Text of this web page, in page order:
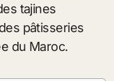
tajines
pâtisseries
du Maroc.